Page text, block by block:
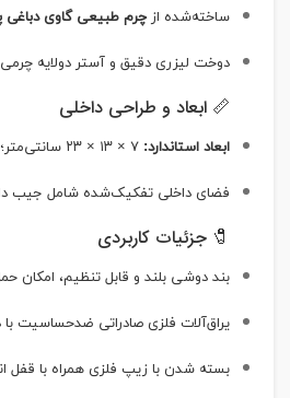
ساخته‌شده ازچرم طبیعی گاوی
دوخت لیزری دقیق و آستر دولایه
📏 ابعاد و طراحی داخلی
ابعاد استاندارد:
فضای داخلی تفکیک‌شده شامل جیب‌
🧷 جزئیات کاربردی
بند دوشی بلند و قابل تنظیم،
یراق‌آلات فلزی صادراتی ضدحساسیت با
بسته شدن با زیپ فلزی همراه با قفل